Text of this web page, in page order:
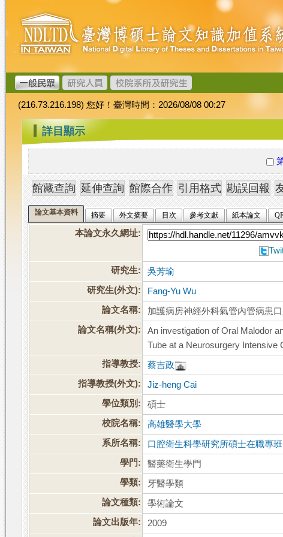
跳
到
主
要
內
容
臺
灣
博
碩
士
論
文
加
值
系
統
(216.73.216.198) 您好！臺灣時間：2026/08/08 00:27
::: 詳目顯示
論文基本資料 摘要 外文摘要 目次 參考文獻 紙本論文
本論文永久網址:
研究生:
吳芳瑜
研究生(外文):
Fang-Yu Wu
論文名稱:
加護病房神經外科氣管內管病患
論文名稱(外文):
An investigation of Oral Malodor
Tube at a Neurosurgery Intensive
指導教授:
蔡吉政
指導教授(外文):
Jiz-heng Cai
學位類別:
碩士
校院名稱:
高雄醫學大學
系所名稱:
口腔衛生科學研究所碩士在職專班
學門:
醫藥衛生學門
學類:
牙醫學類
論文種類:
學術論文
論文出版年:
2009